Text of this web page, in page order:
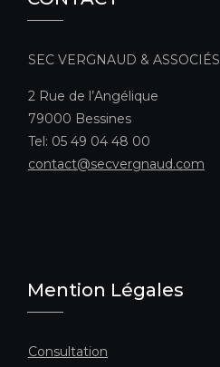
SEC VERGNAUD & ASSOCIÉS
2 Rue de l’Angélique
79000 Bessines
Tel: 05 49 04 48 00
contact@secvergnaud.com
Mention Légales
Consultation